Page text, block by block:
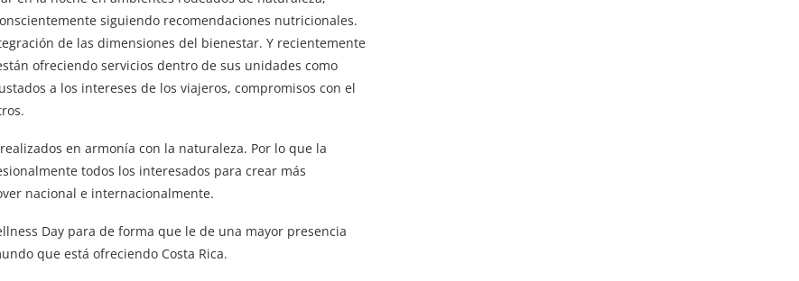
siguiendo recomendaciones nutricionales.
de las dimensiones del bienestar. Y recientemente
ofreciendo servicios dentro de sus unidades como
a los intereses de los viajeros, compromisos con el
en armonía con la naturaleza. Por lo que la
todos los interesados para crear más
nacional e internacionalmente.
Day para de forma que le de una mayor presencia
que está ofreciendo Costa Rica.